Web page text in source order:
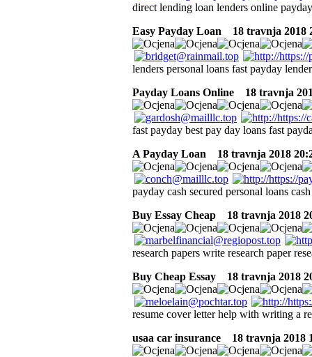
direct lending loan lenders online
Easy Payday Loan
18 travnja 2018
lenders personal loans fast payday
Payday Loans Online
18 travnja
fast payday best pay day loans fast
A Payday Loan
18 travnja 2018
payday cash secured personal loans
Buy Essay Cheap
18 travnja 2018
research papers write research paper
Buy Cheap Essay
18 travnja 2018
resume cover letter help with writing a
usaa car insurance
18 travnja 2018